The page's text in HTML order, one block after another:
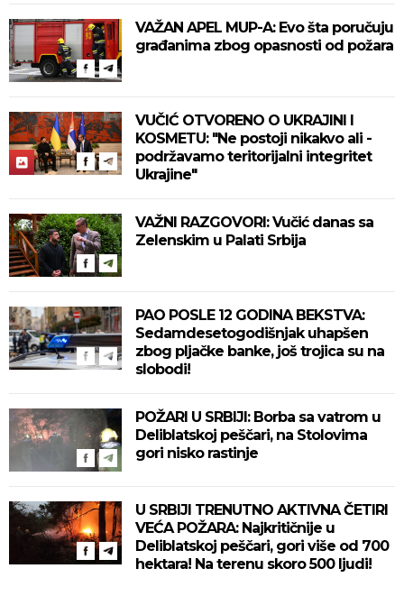
VAŽAN APEL MUP-A: Evo šta poručuju
građanima zbog opasnosti od požara
VUČIĆ OTVORENO O UKRAJINI I
KOSMETU: "Ne postoji nikakvo ali -
podržavamo teritorijalni integritet
Ukrajine"
VAŽNI RAZGOVORI: Vučić danas sa
Zelenskim u Palati Srbija
PAO POSLE 12 GODINA BEKSTVA:
Sedamdesetogodišnjak uhapšen
zbog pljačke banke, još trojica su na
slobodi!
POŽARI U SRBIJI: Borba sa vatrom u
Deliblatskoj peščari, na Stolovima
gori nisko rastinje
U SRBIJI TRENUTNO AKTIVNA ČETIRI
VEĆA POŽARA: Najkritičnije u
Deliblatskoj peščari, gori više od 700
hektara! Na terenu skoro 500 ljudi!